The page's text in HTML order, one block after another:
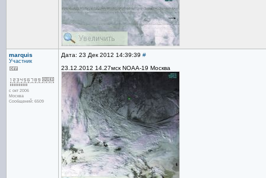
marquis
Участник
с окт 2006
Москва
Сообщений: 6509
Дата: 23 Дек 2012 14:39:39 #
23.12.2012 14.27мск NOAA-19 Москва